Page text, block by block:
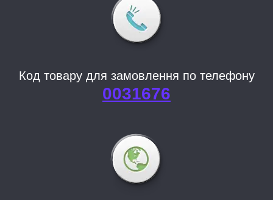
Код товару для замовлення по телефону
0031676